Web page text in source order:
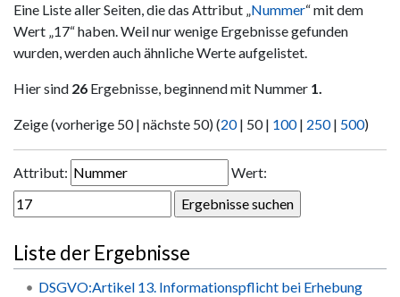
Eine Liste aller Seiten, die das Attribut „Nummer“ mit dem
Wert „17“ haben. Weil nur wenige Ergebnisse gefunden
wurden, werden auch ähnliche Werte aufgelistet.
Hier sind 26 Ergebnisse, beginnend mit Nummer 1.
Zeige (vorherige 50 | nächste 50) (20| 50| 100| 250| 500)
Attribut: Wert:
Liste der Ergebnisse
DSGVO:Artikel 13. Informationspflicht bei Erhebung